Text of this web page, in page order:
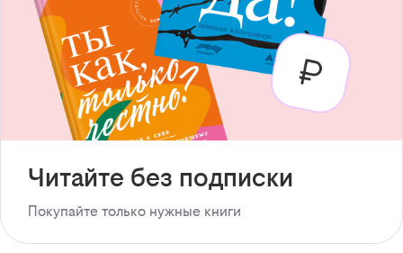
Читайте без подписки
Покупайте только нужные книги